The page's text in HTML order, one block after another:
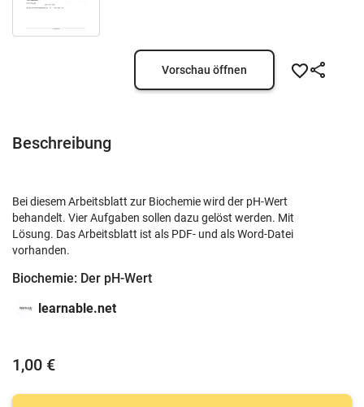
Vorschau öffnen
Beschreibung
Bei diesem Arbeitsblatt zur Biochemie wird der pH-Wert
behandelt. Vier Aufgaben sollen dazu gelöst werden. Mit
Lösung. Das Arbeitsblatt ist als PDF- und als Word-Datei
vorhanden.
Biochemie: Der pH-Wert
learnable.net
1,00 €